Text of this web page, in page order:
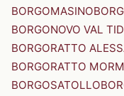
BORGOMASINO
BORGONOVO VAL
BORGORATTO
BORGORATTO
BORGOSATOLLO